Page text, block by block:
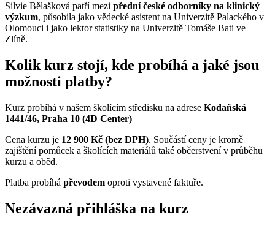
Silvie Bělašková patří mezi přední české odborníky na klinický
výzkum, působila jako vědecké asistent na Univerzitě Palackého v
Olomouci i jako lektor statistiky na Univerzitě Tomáše Bati ve
Zlíně.
Kolik kurz stojí, kde probíhá a jaké jsou
možnosti platby?
Kurz probíhá v našem školícím středisku na adrese Kodaňská
1441/46, Praha 10 (4D Center)
Cena kurzu je 12 900 Kč (bez DPH). Součástí ceny je kromě
zajištění pomůcek a školících materiálů také občerstvení v průběhu
kurzu a oběd.
Platba probíhá převodem oproti vystavené faktuře.
Nezávazná přihláška na kurz